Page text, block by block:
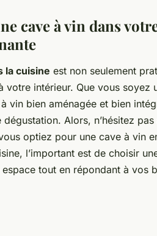
cave à vin dans
la cuisine est non seulement
votre intérieur. Que vous soyez
vin bien aménagée et bien
Alors, n’hésitez
optiez pour une cave à vin
l’important est de choisir
tout en répondant à vos